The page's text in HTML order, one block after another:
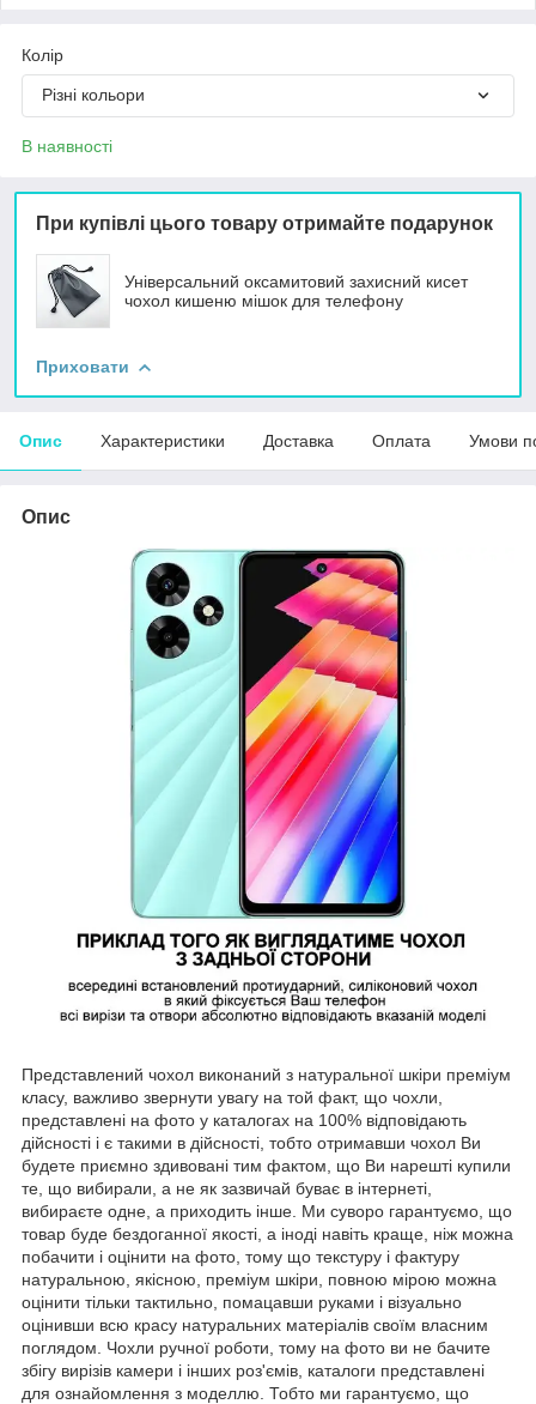
Колір
Різні кольори
В наявності
При купівлі цього товару отримайте подарунок
Універсальний оксамитовий захисний кисет
чохол кишеню мішок для телефону
Приховати
Опис Характеристики Доставка Оплата Умови
Опис
Представлений чохол виконаний з натуральної шкіри преміум
класу, важливо звернути увагу на той факт, що чохли,
представлені на фото у каталогах на 100% відповідають
дійсності і є такими в дійсності, тобто отримавши чохол Ви
будете приємно здивовані тим фактом, що Ви нарешті купили
те, що вибирали, а не як зазвичай буває в інтернеті,
вибираєте одне, а приходить інше. Ми суворо гарантуємо, що
товар буде бездоганної якості, а іноді навіть краще, ніж можна
побачити і оцінити на фото, тому що текстуру і фактуру
натуральною, якісною, преміум шкіри, повною мірою можна
оцінити тільки тактильно, помацавши руками і візуально
оцінивши всю красу натуральних матеріалів своїм власним
поглядом. Чохли ручної роботи, тому на фото ви не бачите
збігу вирізів камери і інших роз'ємів, каталоги представлені
для ознайомлення з моделлю. Тобто ми гарантуємо, що